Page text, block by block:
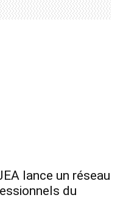
lance un réseau
du